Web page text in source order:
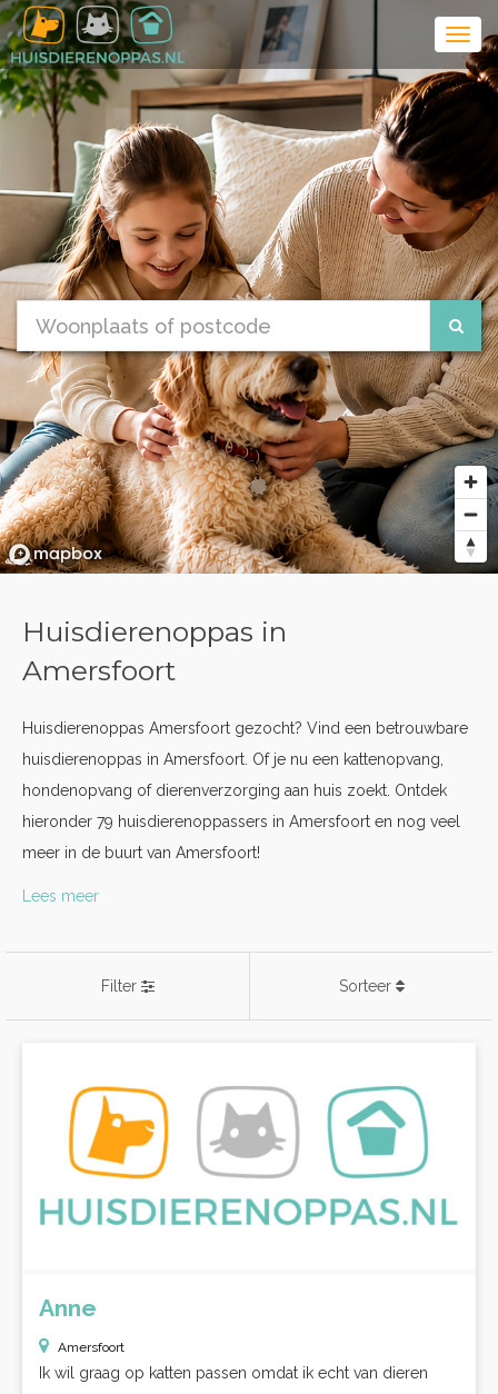
Huisdierenoppas in
Amersfoort
Huisdierenoppas Amersfoort gezocht? Vind een betrouwbare
huisdierenoppas in Amersfoort. Of je nu een kattenopvang,
hondenopvang of dierenverzorging aan huis zoekt. Ontdek
hieronder 79 huisdierenoppassers in Amersfoort en nog veel
meer in de buurt van Amersfoort!
Lees meer
Filter Sorteer
Anne
Amersfoort
Ik wil graag op katten passen omdat ik echt van dieren